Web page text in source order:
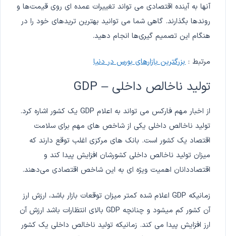
آنها به آینده اقتصادی می تواند تغییرات عمده ای روی قیمت‌ها و
روندها بگذارند. گاهی شما می توانید بهترین تریدهای خود را در
هنگام این تصمیم گیری‌ها انجام دهید.
مرتبط : بزرگترین بازارهای بورس در دنیا
تولید ناخالص داخلی – GDP
از اخبار مهم فارکس می تواند به اعلام GDP یک کشور اشاره کرد.
تولید ناخالص داخلی یکی از شاخص های مهم برای سلامت
اقتصاد یک کشور است. بانک های مرکزی اغلب توقع دارند که
میزان تولید ناخالص داخلی کشورشان افزایش پیدا کند و
اقتصاددانان اهمیت ویژه ای به این شاخص اقتصادی می‌دهند.
زمانیکه GDP اعلام شده کمتر میزان توقعات بازار باشد، ارزش ارز
آن کشور کم میشود و چنانچه GDP بالای انتظارات باشد ارزش آن
ارز افزایش پیدا می کند. زمانیکه تولید ناخالص داخلی یک کشور